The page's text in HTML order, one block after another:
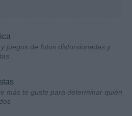
juegos de fotos distorsionadas y
más te guste para determinar quién